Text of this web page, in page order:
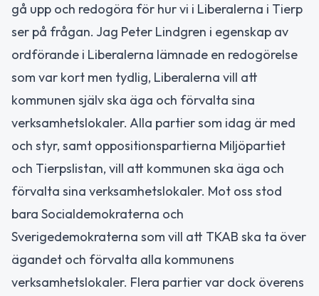
gå upp och redogöra för hur vi i Liberalerna i Tierp
ser på frågan. Jag Peter Lindgren i egenskap av
ordförande i Liberalerna lämnade en redogörelse
som var kort men tydlig, Liberalerna vill att
kommunen själv ska äga och förvalta sina
verksamhetslokaler. Alla partier som idag är med
och styr, samt oppositionspartierna Miljöpartiet
och Tierpslistan, vill att kommunen ska äga och
förvalta sina verksamhetslokaler. Mot oss stod
bara Socialdemokraterna och
Sverigedemokraterna som vill att TKAB ska ta över
ägandet och förvalta alla kommunens
verksamhetslokaler. Flera partier var dock överens